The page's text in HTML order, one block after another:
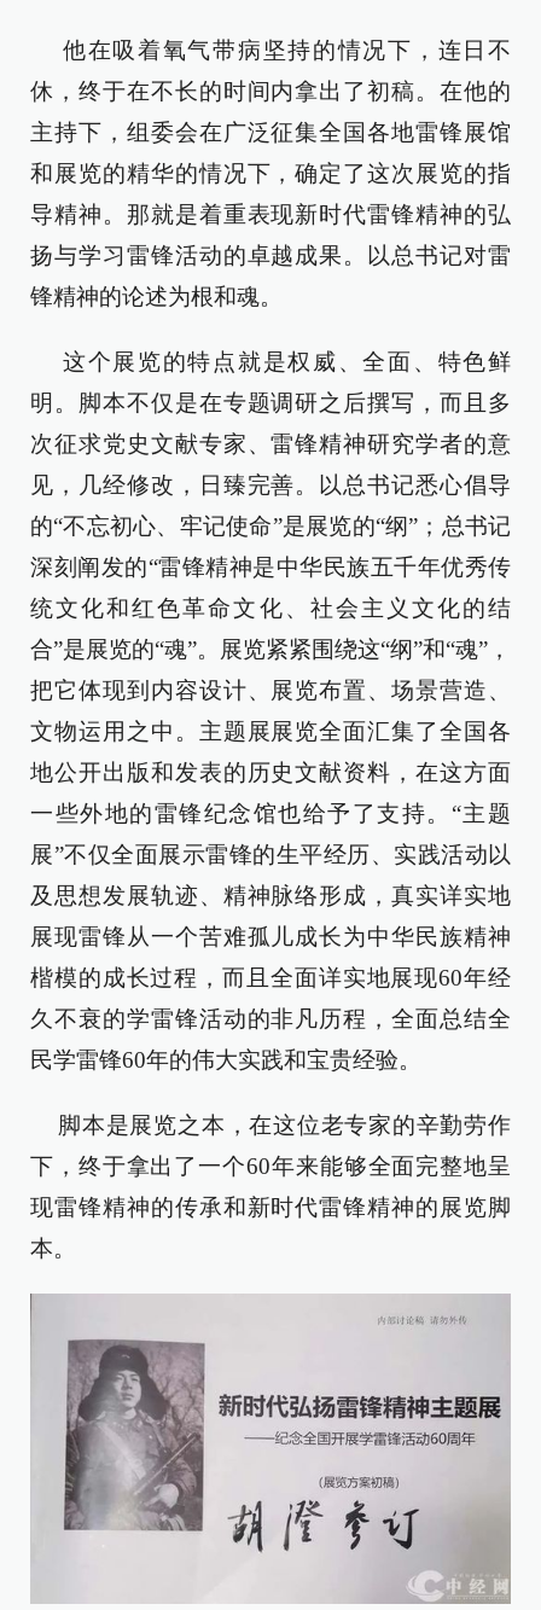
他在吸着氧气带病坚持的情况下，连日不
休，终于在不长的时间内拿出了初稿。在他的
主持下，组委会在广泛征集全国各地雷锋展馆
和展览的精华的情况下，确定了这次展览的指
导精神。那就是着重表现新时代雷锋精神的弘
扬与学习雷锋活动的卓越成果。以总书记对雷
锋精神的论述为根和魂。
这个展览的特点就是权威、全面、特色鲜
明。脚本不仅是在专题调研之后撰写，而且多
次征求党史文献专家、雷锋精神研究学者的意
见，几经修改，日臻完善。以总书记悉心倡导
的“不忘初心、牢记使命”是展览的“纲”；总书记
深刻阐发的“雷锋精神是中华民族五千年优秀传
统文化和红色革命文化、社会主义文化的结
合”是展览的“魂”。展览紧紧围绕这“纲”和“魂”，
把它体现到内容设计、展览布置、场景营造、
文物运用之中。主题展展览全面汇集了全国各
地公开出版和发表的历史文献资料，在这方面
一些外地的雷锋纪念馆也给予了支持。“主题
展”不仅全面展示雷锋的生平经历、实践活动以
及思想发展轨迹、精神脉络形成，真实详实地
展现雷锋从一个苦难孤儿成长为中华民族精神
楷模的成长过程，而且全面详实地展现60年经
久不衰的学雷锋活动的非凡历程，全面总结全
民学雷锋60年的伟大实践和宝贵经验。
脚本是展览之本，在这位老专家的辛勤劳作
下，终于拿出了一个60年来能够全面完整地呈
现雷锋精神的传承和新时代雷锋精神的展览脚
本。‍‍